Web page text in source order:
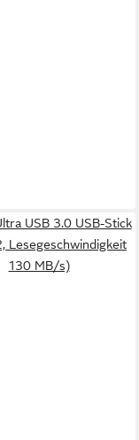
USB 3.0 USB-Stick
Lesegeschwindigkeit
130 MB/s)